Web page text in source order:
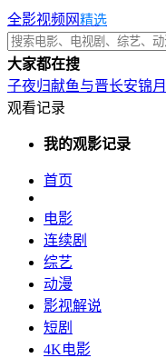
全影视频网精选
大家都在搜
子夜归献鱼与晋长安锦
观看记录
我的观影记录
首页
电影
连续剧
综艺
动漫
影视解说
短剧
4K电影